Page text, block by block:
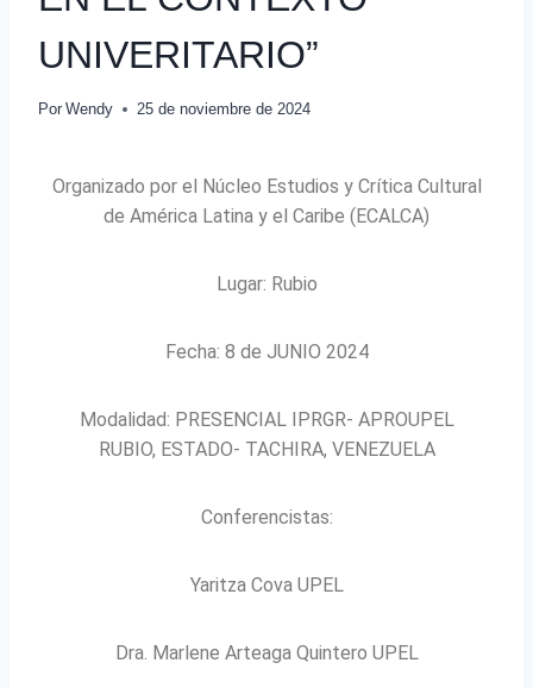
UNIVERITARIO”
Por Wendy 25 de noviembre de 2024
Organizado por el Núcleo Estudios y Crítica Cultural
de América Latina y el Caribe (ECALCA)
Lugar: Rubio
Fecha: 8 de JUNIO 2024
Modalidad: PRESENCIAL IPRGR- APROUPEL
RUBIO, ESTADO- TACHIRA, VENEZUELA
Conferencistas:
Yaritza Cova UPEL
Dra. Marlene Arteaga Quintero UPEL